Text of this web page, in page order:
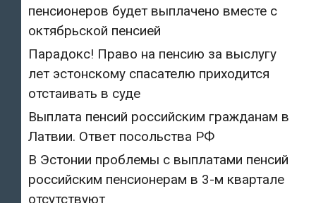
пенсионеров будет выплачено вместе с
октябрьской пенсией
Парадокс! Право на пенсию за выслугу
лет эстонскому спасателю приходится
отстаивать в суде
Выплата пенсий российским гражданам в
Латвии. Ответ посольства РФ
В Эстонии проблемы с выплатами пенсий
российским пенсионерам в 3-м квартале
отсутствуют